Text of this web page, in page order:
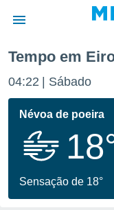
da
foi
fornecidas
a este
das
Tempo em
04:22 Sábado
Névoa de poeira
Sensação de 18°